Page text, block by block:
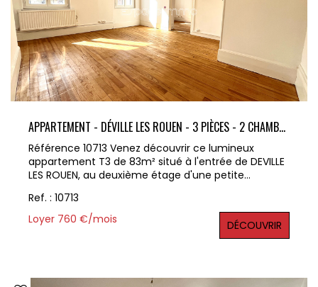
APPARTEMENT - DÉVILLE LES ROUEN - 3 PIÈCES - 2 CHAMBRES - 1 BUREAU - 83,56 M² - INTÉRIEUR FRAÎCHEMENT RÉNOVÉ
Référence 10713 Venez découvrir ce lumineux
appartement T3 de 83m² situé à l'entrée de DEVILLE
LES ROUEN, au deuxième étage d'une petite
l'appartement a été refait à neuf. Il se compose
d'une entrée, d'un double séjour, d'une cuisine
aménagée et équipée, d'un bureau, d'une salle
d'eau, d'un wc ainsi que de deux grandes chambres
commerces sont facilement accessibles. La gare se
Ref. : 10713
Loyer 760 €/mois
DÉCOUVRIR